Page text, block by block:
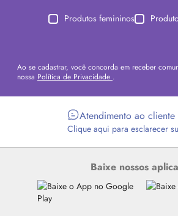
Produtos femininos
Ao se cadastrar, você concorda em receber
nossa Política de Privacidade .
Atendimento ao cliente
Clique aqui para esclarecer
Baixe nossos